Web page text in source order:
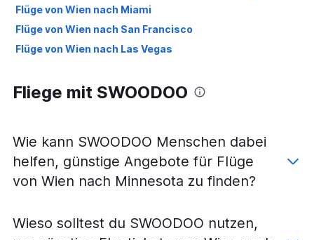
Flüge von Wien nach Miami
Flüge von Wien nach San Francisco
Flüge von Wien nach Las Vegas
Fliege mit SWOODOO
Wie kann SWOODOO Menschen dabei
helfen, günstige Angebote für Flüge
von Wien nach Minnesota zu finden?
Wieso solltest du SWOODOO nutzen,